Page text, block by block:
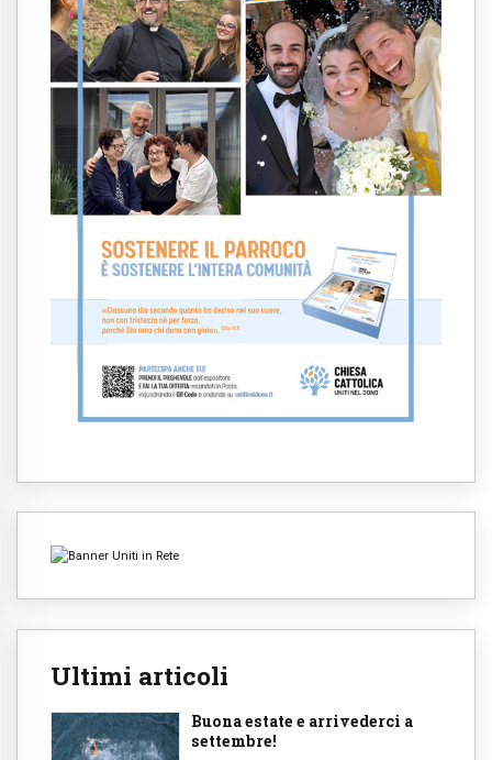
Ultimi articoli
Buona estate e arrivederci a
settembre!